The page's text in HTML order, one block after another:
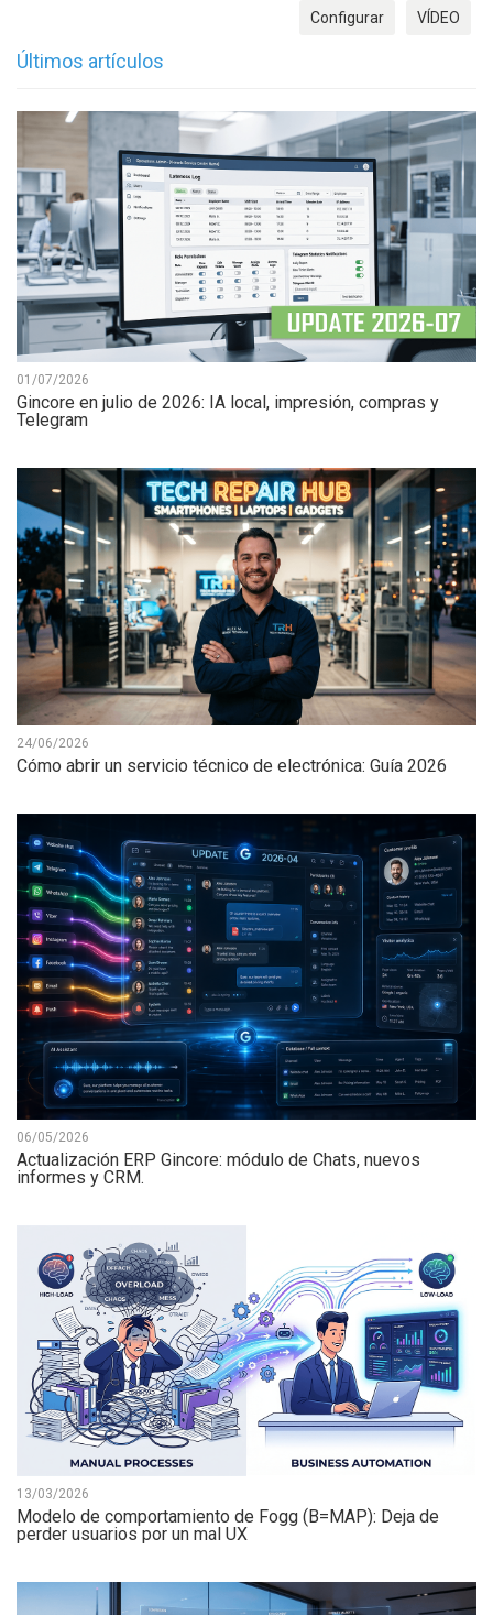
Configurar VÍDEO
Últimos artículos
01/07/2026
Gincore en julio de 2026: IA local, impresión, compras y
Telegram
24/06/2026
Cómo abrir un servicio técnico de electrónica: Guía 2026
06/05/2026
Actualización ERP Gincore: módulo de Chats, nuevos
informes y CRM.
13/03/2026
Modelo de comportamiento de Fogg (B=MAP): Deja de
perder usuarios por un mal UX